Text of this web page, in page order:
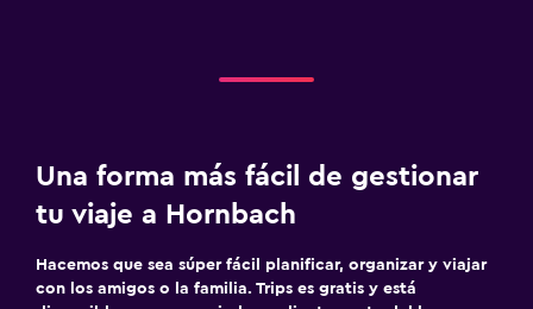
Una forma más fácil de gestionar
tu viaje a Hornbach
Hacemos que sea súper fácil planificar, organizar y viajar
con los amigos o la familia. Trips es gratis y está